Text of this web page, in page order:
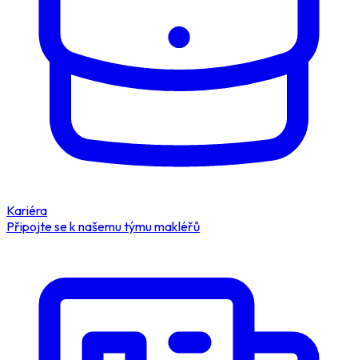
Kariéra
Připojte se k našemu týmu makléřů